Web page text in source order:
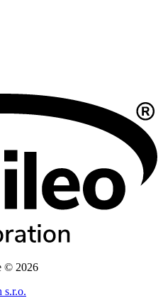
© 2026
s.r.o.